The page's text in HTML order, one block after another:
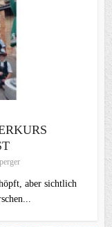
aber sichtlich